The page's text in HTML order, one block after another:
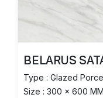
BELARUS
Type : Glazed
Size : 300 x 600 MM